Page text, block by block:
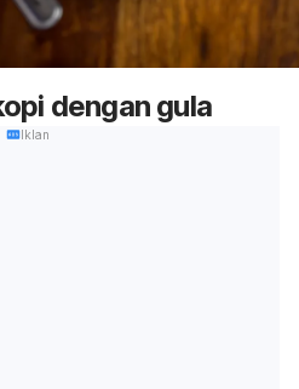
dengan gula
Iklan